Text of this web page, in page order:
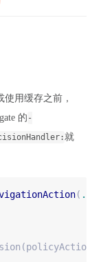
用缓存之前，
的 -
就
(